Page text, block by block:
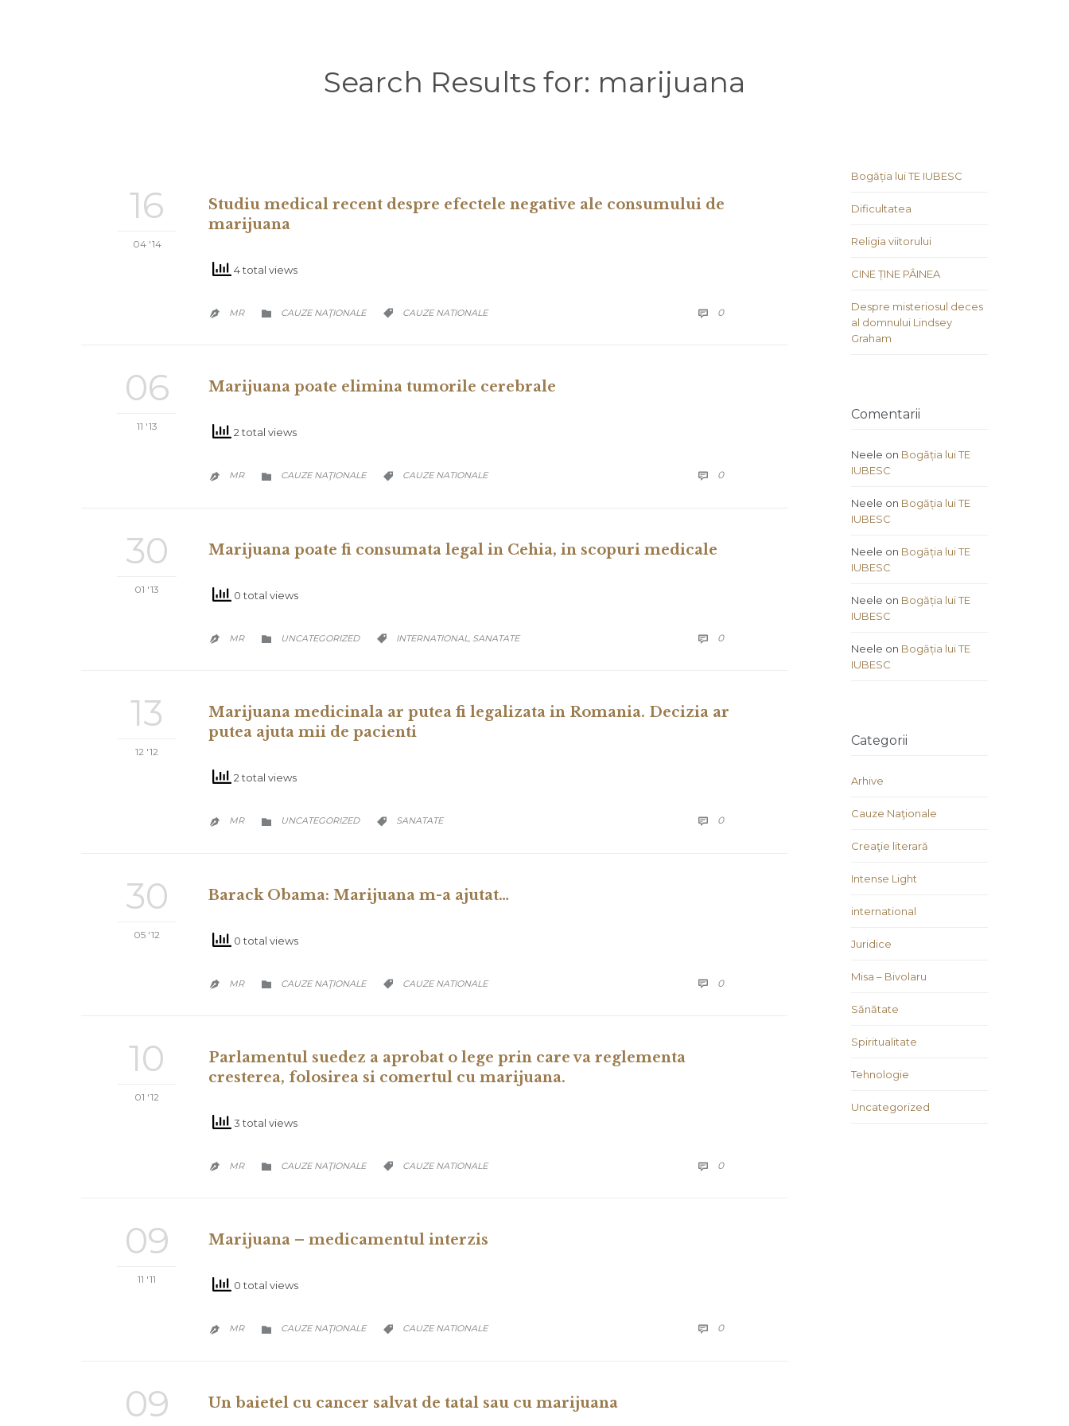
Search Results for: marijuana
16
04 '14
Studiu medical recent despre efectele negative ale consumului de
marijuana
4 total views
 MR  CATEGORY
CAUZE NAŢIONALE  CATEGORY
CAUZE NATIONALE  0COMMENTS
06
11 '13
Marijuana poate elimina tumorile cerebrale
2 total views
 MR  CATEGORY
CAUZE NAŢIONALE  CATEGORY
CAUZE NATIONALE  0COMMENTS
30
01 '13
Marijuana poate fi consumata legal in Cehia, in scopuri medicale
0 total views
 MR  CATEGORY
UNCATEGORIZED  CATEGORY
INTERNATIONAL, SANATATE  0COMMENTS
13
12 '12
Marijuana medicinala ar putea fi legalizata in Romania. Decizia ar
putea ajuta mii de pacienti
2 total views
 MR  CATEGORY
UNCATEGORIZED  CATEGORY
SANATATE  0COMMENTS
30
05 '12
Barack Obama: Marijuana m-a ajutat…
0 total views
 MR  CATEGORY
CAUZE NAŢIONALE  CATEGORY
CAUZE NATIONALE  0COMMENTS
10
01 '12
Parlamentul suedez a aprobat o lege prin care va reglementa
cresterea, folosirea si comertul cu marijuana.
3 total views
 MR  CATEGORY
CAUZE NAŢIONALE  CATEGORY
CAUZE NATIONALE  0COMMENTS
09
11 '11
Marijuana – medicamentul interzis
0 total views
 MR  CATEGORY
CAUZE NAŢIONALE  CATEGORY
CAUZE NATIONALE  0COMMENTS
09 Un baietel cu cancer salvat de tatal sau cu marijuana
Bogăția lui TE IUBESC
Dificultatea
Religia viitorului
CINE ȚINE PÂINEA
Despre misteriosul deces
al domnului Lindsey
Graham
Comentarii
Neele on Bogăția lui TE
IUBESC
Neele on Bogăția lui TE
IUBESC
Neele on Bogăția lui TE
IUBESC
Neele on Bogăția lui TE
IUBESC
Neele on Bogăția lui TE
IUBESC
Categorii
Arhive
Cauze Naţionale
Creaţie literară
Intense Light
international
Juridice
Misa – Bivolaru
Sănătate
Spiritualitate
Tehnologie
Uncategorized